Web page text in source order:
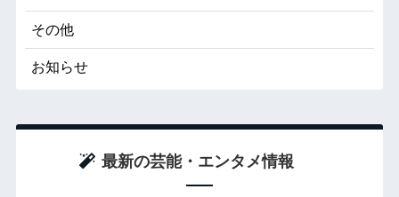
その他
お知らせ
最新の芸能・エンタメ情報